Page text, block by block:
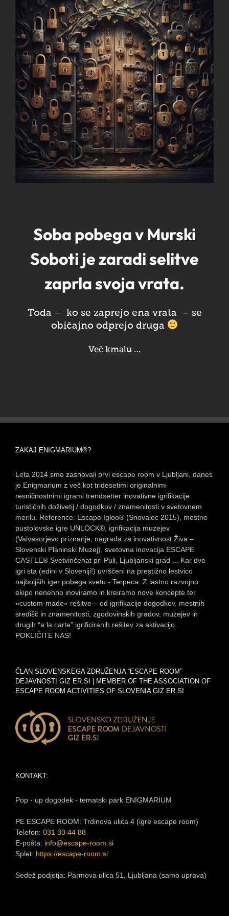
Soba pobega v Murski
Soboti je zaradi selitve
zaprla svoja vrata.
Toda – ko se zaprejo ena vrata – se
običajno odprejo druga
Več kmalu …
ZAKAJ ENIGMARIUM®?
Leta 2014 smo zasnovali prvi escape room v Ljubljani, danes
je Enigmarium z več kot tridesetimi originalnimi
resničnostnimi igrami trendsetter inovativne igrifikacije
turističnih doživetij / dogodkov / znamenitosti v svetovnem
merilu. Reference: Escape Igloo® (Snovalec 2015), mestne
pustolovske igre UNLOCK®, igrifikacija muzejev
(Valvasorjevo priznanje, nagrada za inovativnost Živa –
Slovenski Planinski Muzej), svetovna inovacija ESCAPE
CASTLE® Svetvinčenat pri Puli, Ljubljanski grad ... Kar dve
igri sta (edini v Sloveniji!) uvrščeni na prestižno lestvico
najboljših iger pobega svetu - Terpeca. Z lastno razvojno
ekipo nenehno inoviramo in kreiramo nove koncepte ter
»custom-made« rešitve – od igrifikacije dogodkov, mestnih
središč in znamenitosti, zgodovinskih gradov, muzejev in
drugih “a la carte” igrificiranih rešitev za aktivacijo.
POKLIČITE NAS!
ČLAN SLOVENSKEGA ZDRUŽENJA “ESCAPE ROOM”
DEJAVNOSTI GIZ ER.SI | MEMBER OF THE ASSOCIATION OF
ESCAPE ROOM ACTIVITIES OF SLOVENIA GIZ ER.SI
KONTAKT:
Pop - up dogodek - tematski park ENIGMARIUM
PE ESCAPE ROOM: Trdinova ulica 4 (igre escape room)
Telefon: 031 33 44 88
E-pošta: info@escape-room.si
Splet: https://escape-room.si
Sedež podjetja: Parmova ulica 51, Ljubljana (samo uprava)